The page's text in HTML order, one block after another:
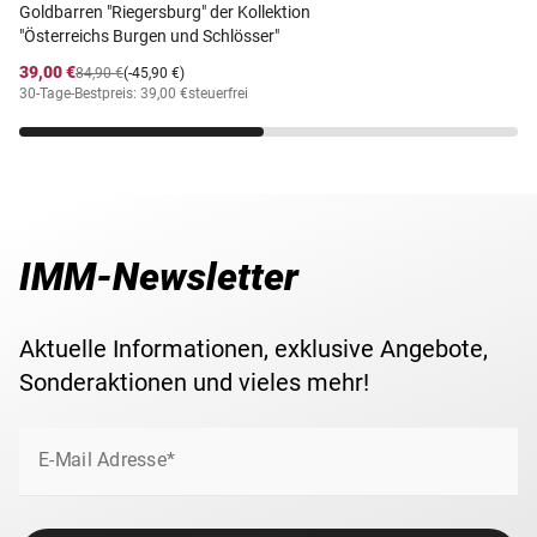
Goldbarren "Riegersburg" der Kollektion
"Österreichs Burgen und Schlösser"
39,00 €
(-45,90 €)
84,90 €
30-Tage-Bestpreis: 39,00 €steuerfrei
IMM-Newsletter
Aktuelle Informationen, exklusive Angebote,
Sonderaktionen und vieles mehr!
E-Mail Adresse*